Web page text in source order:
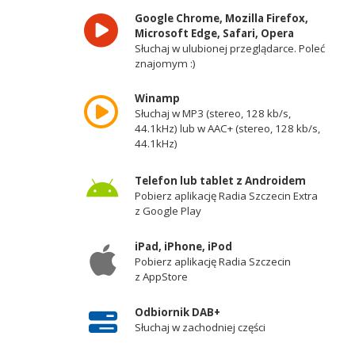
Google Chrome, Mozilla Firefox,
Microsoft Edge, Safari, Opera
Słuchaj w ulubionej przeglądarce. Poleć
znajomym :)
Winamp
Słuchaj w MP3 (stereo, 128 kb/s,
44.1kHz) lub w AAC+ (stereo, 128 kb/s,
44.1kHz)
Telefon lub tablet z Androidem
Pobierz aplikację Radia Szczecin Extra
z Google Play
iPad, iPhone, iPod
Pobierz aplikację Radia Szczecin
z AppStore
Odbiornik DAB+
Słuchaj w zachodniej części